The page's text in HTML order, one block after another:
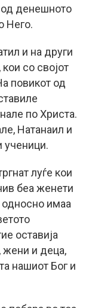
денешното
Него.
и на други
со својот
повикот од
по Христа.
Натанаил и
ученици.
луѓе кои
беа женети
односно имаа
оставија
жени и деца,
нашиот Бог и